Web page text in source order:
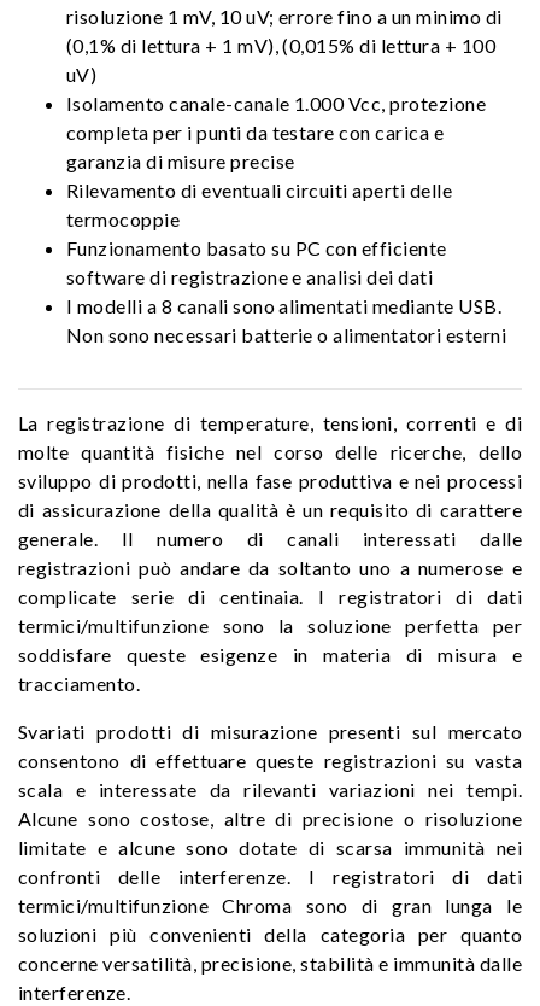
risoluzione 1 mV, 10 uV; errore fino a un minimo di
(0,1% di lettura + 1 mV), (0,015% di lettura + 100
uV)
Isolamento canale-canale 1.000 Vcc, protezione
completa per i punti da testare con carica e
garanzia di misure precise
Rilevamento di eventuali circuiti aperti delle
termocoppie
Funzionamento basato su PC con efficiente
software di registrazione e analisi dei dati
I modelli a 8 canali sono alimentati mediante USB.
Non sono necessari batterie o alimentatori esterni
La registrazione di temperature, tensioni, correnti e di
molte quantità fisiche nel corso delle ricerche, dello
sviluppo di prodotti, nella fase produttiva e nei processi
di assicurazione della qualità è un requisito di carattere
generale. Il numero di canali interessati dalle
registrazioni può andare da soltanto uno a numerose e
complicate serie di centinaia. I registratori di dati
termici/multifunzione sono la soluzione perfetta per
soddisfare queste esigenze in materia di misura e
tracciamento.
Svariati prodotti di misurazione presenti sul mercato
consentono di effettuare queste registrazioni su vasta
scala e interessate da rilevanti variazioni nei tempi.
Alcune sono costose, altre di precisione o risoluzione
limitate e alcune sono dotate di scarsa immunità nei
confronti delle interferenze. I registratori di dati
termici/multifunzione Chroma sono di gran lunga le
soluzioni più convenienti della categoria per quanto
concerne versatilità, precisione, stabilità e immunità dalle
interferenze.